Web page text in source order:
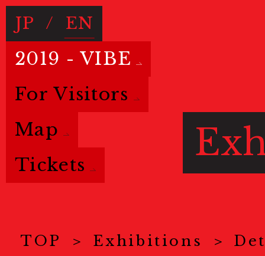
JP / EN
2019 - VIBE
For Visitors
Map
Tickets
TOP Exhibitions
Basic info